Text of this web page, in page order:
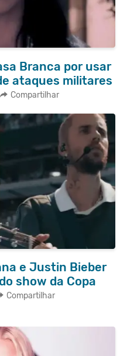
Branca por usar
ataques militares
Compartilhar
e Justin Bieber
show da Copa
Compartilhar